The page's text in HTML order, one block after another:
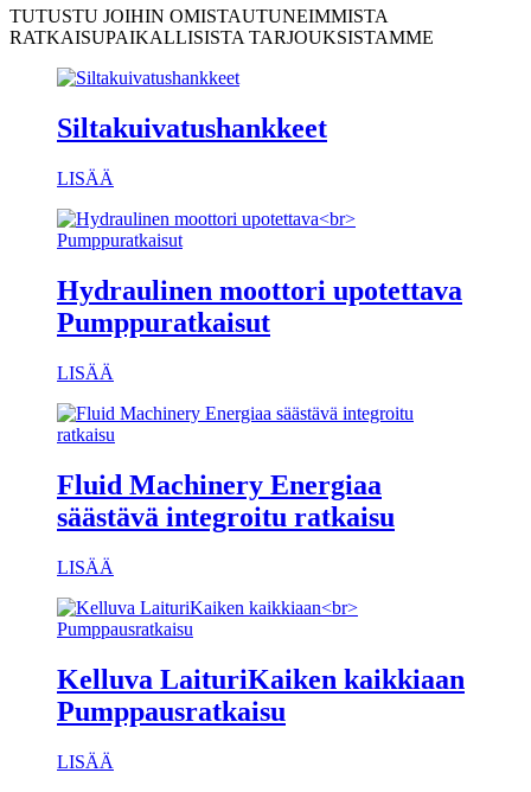
TUTUSTU JOIHIN OMISTAUTUNEIMMISTA
RATKAISUPAIKALLISISTA TARJOUKSISTAMME
Siltakuivatushankkeet
LISÄÄ
Hydraulinen moottori upotettava
Pumppuratkaisut
LISÄÄ
Fluid Machinery Energiaa
säästävä integroitu ratkaisu
LISÄÄ
Kelluva LaituriKaiken kaikkiaan
Pumppausratkaisu
LISÄÄ